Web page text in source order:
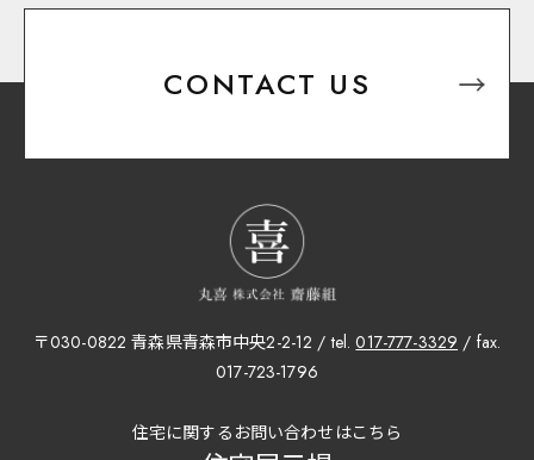
CONTACT US
〒030-0822 青森県青森市中央2-2-12 / tel. 017-777-3329 / fax.
017-723-1796
住宅に関するお問い合わせはこちら